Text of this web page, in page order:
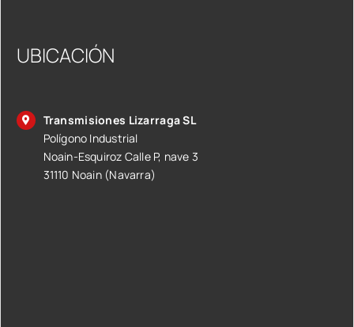
UBICACIÓN
Transmisiones Lizarraga SL
Polígono Industrial
Noain-Esquiroz Calle P, nave 3
31110 Noain (Navarra)